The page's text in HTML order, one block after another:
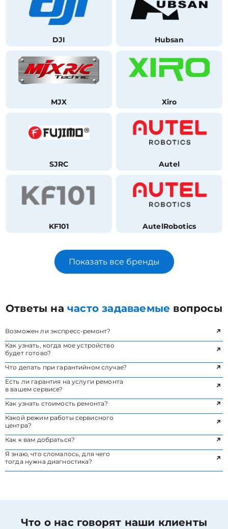
DJI Hubsan
MJX Xiro
SJRC Autel
KF101 AutelRobotics
Показать все бренды
Ответы начасто задаваемые вопросы
Возможен ли экспресс-ремонт?
Как узнать, когда мое устройство
будет готово?
Что делать при гарантийном случае?
Есть ли гарантия на услуги ремонта
в вашем сервисе?
Как узнать стоимость ремонта?
Какой режим работы сервисного
центра?
Как к вам добраться?
Я знаю, что сломалось, для чего
тогда нужна диагностика?
Что о нас говорят наши клиенты